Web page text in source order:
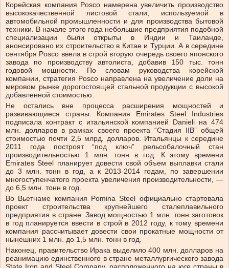
Корейская компания Posco намерена увеличить производство
высококачественной листовой стали, используемой в
автомобильной промышленности и для производства бытовой
техники. В начале этого года небольшие предприятия подобной
специализации были открыты в Индии и Таиланде,
анонсировано их строительство в Китае и Турции. А в середине
сентября Posco ввела в строй вторую очередь своего японского
завода по производству автолиста, добавив 150 тыс. тонн
годовой мощности. По словам руководства корейской
компании, стратегия Posco направлена на увеличение доли на
мировом рынке дорогостоящей стальной продукции с высокой
добавленной стоимостью.
Не остались вне процесса расширения мощностей и
развивающиеся страны. Компания Emirates Steel Industries
подписала контракт с итальянской компанией Danieli на 474
млн. долларов в рамках своего проекта “Стадия IIB” общей
стоимостью почти 2,5 млрд. долларов. Итальянцы к середине
2011 года построят “под ключ” рельсобалочный стан
производительностью 1 млн. тонн в год. К этому времени
Emirates Steel планирует довести свой объем выплавки стали
до 3 млн. тонн в год, а к 2013-2014 годам, по завершении
многоступенчатого проекта увеличения производительности, —
до 6,5 млн. тонн в год.
Во Вьетнаме компания Pomina Steel официально стартовала
проект строительства крупнейшего сталеплавильного
предприятия в стране. Завод мощностью 1 млн. тонн заготовок
в год планируется ввести в строй в 2012 году, к тому времени
компания рассчитывает довести свои прокатные мощности от
нынешних 1 млн. до 1,5 млн. тонн в год.
Наконец, правительство Ирака выделило 400 млн. долларов на
реанимацию единственного в стране металлургического завода